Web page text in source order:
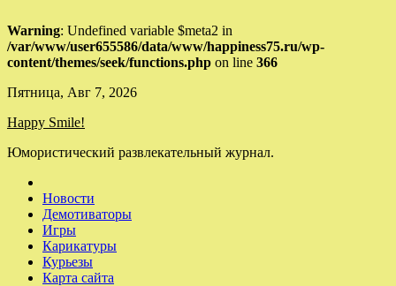
Warning: Undefined variable $meta2 in
/var/www/user655586/data/www/happiness75.ru/wp-
content/themes/seek/functions.php on line 366
Skip
content
Пятница, Авг 7, 2026
Happy Smile!
Юмористический развлекательный журнал.
Новости
Демотиваторы
Игры
Карикатуры
Курьезы
Карта сайта